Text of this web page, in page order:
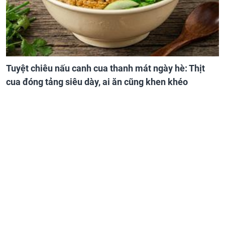
Tuyệt chiêu nấu canh cua thanh mát ngày hè: Thịt
cua đóng tảng siêu dày, ai ăn cũng khen khéo